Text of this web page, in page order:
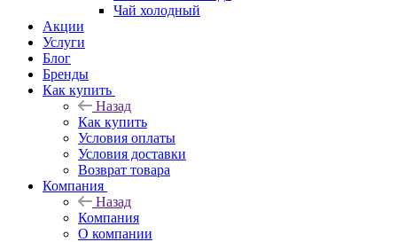
Чай холодный
Акции
Услуги
Блог
Бренды
Как купить
Назад
Как купить
Условия оплаты
Условия доставки
Возврат товара
Компания
Назад
Компания
О компании